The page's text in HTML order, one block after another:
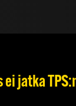
ei jatka